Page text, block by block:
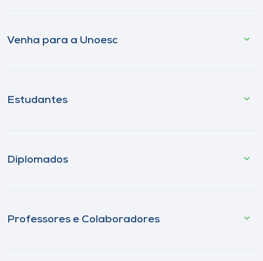
Venha para a Unoesc
Estudantes
Diplomados
Professores e Colaboradores